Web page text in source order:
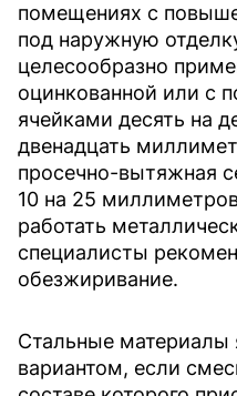
помещениях с
под наружную
целесообразно
оцинкованной или с
ячейками десять на
двенадцать
просечно-вытяжная
10 на 25
работать
специалисты
обезжиривание.
Стальные материалы
вариантом, если